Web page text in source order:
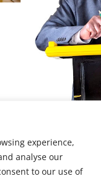
experience,
analyse our
to our use of
Sirro azitaka
maslahi ya
Rehema W.